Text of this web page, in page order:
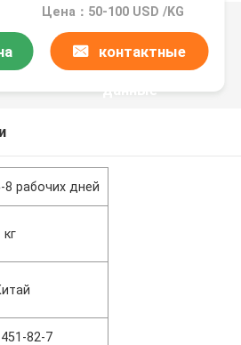
Цена：50-100 USD /KG
контактные
данные
8 рабочих дней
кг
82-7